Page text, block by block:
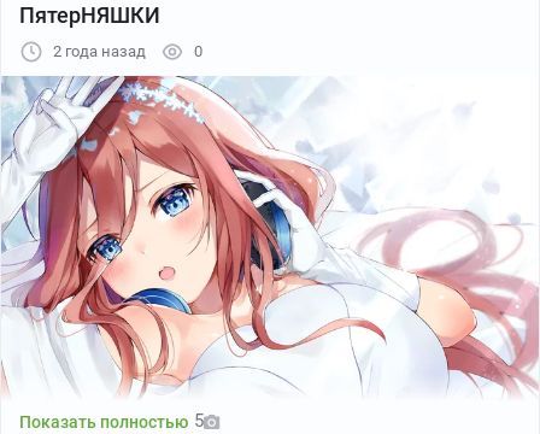
ПятерНЯШКИ
2 года назад 0
Показать полностью 5